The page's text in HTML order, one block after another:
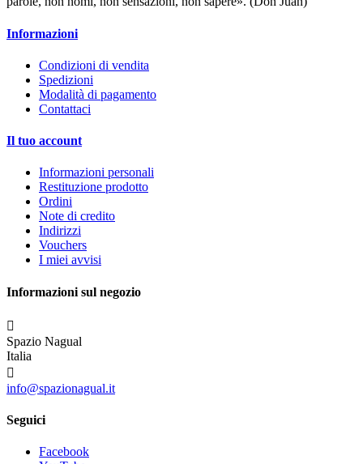
Informazioni
Condizioni di vendita
Spedizioni
Modalità di pagamento
Contattaci
Il tuo account
Informazioni personali
Restituzione prodotto
Ordini
Note di credito
Indirizzi
Vouchers
I miei avvisi
Informazioni sul negozio

Spazio Nagual
Italia

info@spazionagual.it
Seguici
Facebook